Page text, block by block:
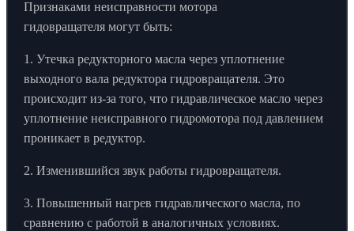
Признаками неисправности мотора
гидовращателя могут быть:
1. Утечка редукторного масла через уплотнение
выходного вала редуктора гидровращателя. Это
происходит из-за того, что гидравлическое масло через
уплотнение неисправного гидромотора под давлением
проникает в редуктор.
2. Изменившийся звук работы гидровращателя.
3. Повышенный нагрев гидравлического масла, по
сравнению с работой в аналогичных условиях.